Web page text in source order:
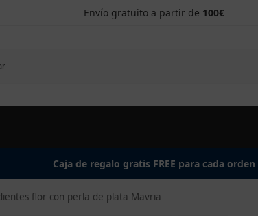
Envío gratuito a partir de 100€
Caja de regalo gratis FREE para cada orden
flor con perla de plata Mavria